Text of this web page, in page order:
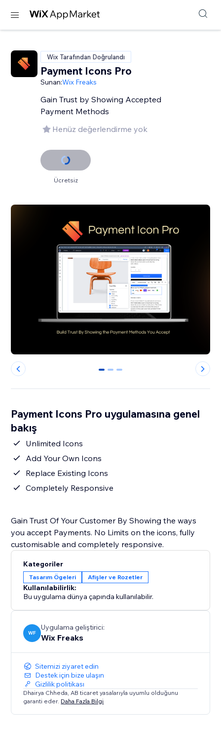
Wix Tarafından Doğrulandı
Payment Icons Pro
Sunan:Wix Freaks
Gain Trust by Showing Accepted
Payment Methods
Henüz değerlendirme yok
Ücretsiz
0 1 2
Payment Icons Pro uygulamasına genel
bakış
Unlimited Icons
Add Your Own Icons
Replace Existing Icons
Completely Responsive
Gain Trust Of Your Customer By Showing the ways
you accept Payments. No Limits on the icons, fully
customisable and completely responsive.
Kategoriler
Tasarım Ögeleri Afişler ve Rozetler
Kullanılabilirlik:
Bu uygulama dünya çapında kullanılabilir.
WF
Uygulama geliştirici:
Wix Freaks
Sitemizi ziyaret edin
Destek için bize ulaşın
Gizlilik politikası
Dhairya Chheda, AB ticaret yasalarıyla uyumlu olduğunu
garanti eder. Daha Fazla Bilgi